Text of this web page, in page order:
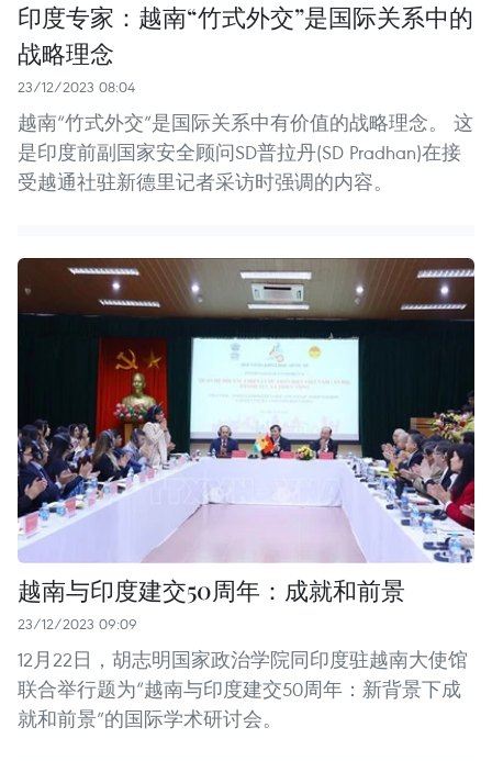
印度专家：越南“竹式外交”是国际关系中的
战略理念
23/12/2023 08:04
越南“竹式外交”是国际关系中有价值的战略理念。 这
是印度前副国家安全顾问SD普拉丹(SD Pradhan)在接
受越通社驻新德里记者采访时强调的内容。
越南与印度建交50周年：成就和前景
23/12/2023 09:09
12月22日，胡志明国家政治学院同印度驻越南大使馆
联合举行题为“越南与印度建交50周年：新背景下成
就和前景”的国际学术研讨会。